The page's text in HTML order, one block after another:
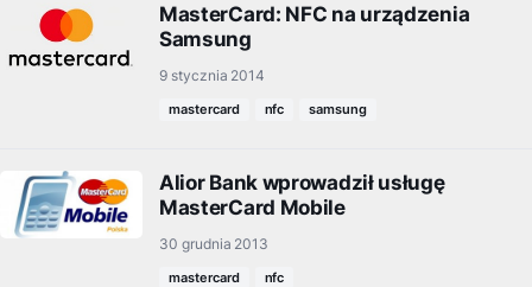
MasterCard: NFC na urządzenia
Samsung
9 stycznia 2014
mastercard nfc samsung
Alior Bank wprowadził usługę
MasterCard Mobile
30 grudnia 2013
mastercard nfc